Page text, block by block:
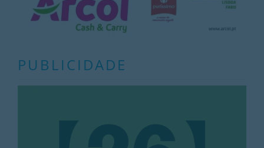
PUBLICIDADE